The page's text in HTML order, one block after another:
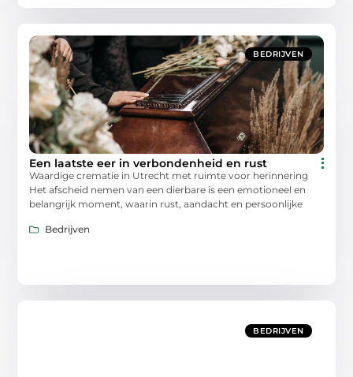
BEDRIJVEN
Een laatste eer in verbondenheid en rust
Waardige crematie in Utrecht met ruimte voor herinnering
Het afscheid nemen van een dierbare is een emotioneel en
belangrijk moment, waarin rust, aandacht en persoonlijke
Bedrijven
BEDRIJVEN